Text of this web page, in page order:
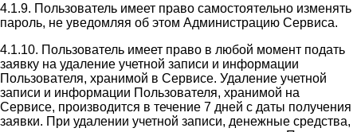
4.1.9. Пользователь имеет право самостоятельно изменять
пароль, не уведомляя об этом Администрацию Сервиса.
4.1.10. Пользователь имеет право в любой момент подать
заявку на удаление учетной записи и информации
Пользователя, хранимой в Сервисе. Удаление учетной
записи и информации Пользователя, хранимой на
Сервисе, производится в течение 7 дней с даты получения
заявки. При удалении учетной записи, денежные средства,